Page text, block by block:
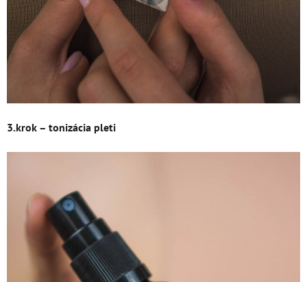
3.krok – tonizácia pleti